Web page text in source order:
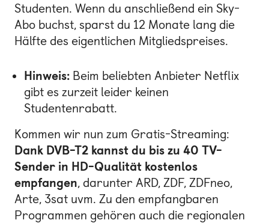
Studenten. Wenn du anschließend ein Sky-
Abo buchst, sparst du 12 Monate lang die
Hälfte des eigentlichen Mitgliedspreises.
Hinweis: Beim beliebten Anbieter Netflix
gibt es zurzeit leider keinen
Studentenrabatt.
Kommen wir nun zum Gratis-Streaming:
Dank DVB-T2 kannst du bis zu 40 TV-
Sender in HD-Qualität kostenlos
empfangen, darunter ARD, ZDF, ZDFneo,
Arte, 3sat uvm. Zu den empfangbaren
Programmen gehören auch die regionalen